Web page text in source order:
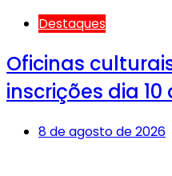
Destaques
Oficinas
inscrições dia
8 de agosto de 2026